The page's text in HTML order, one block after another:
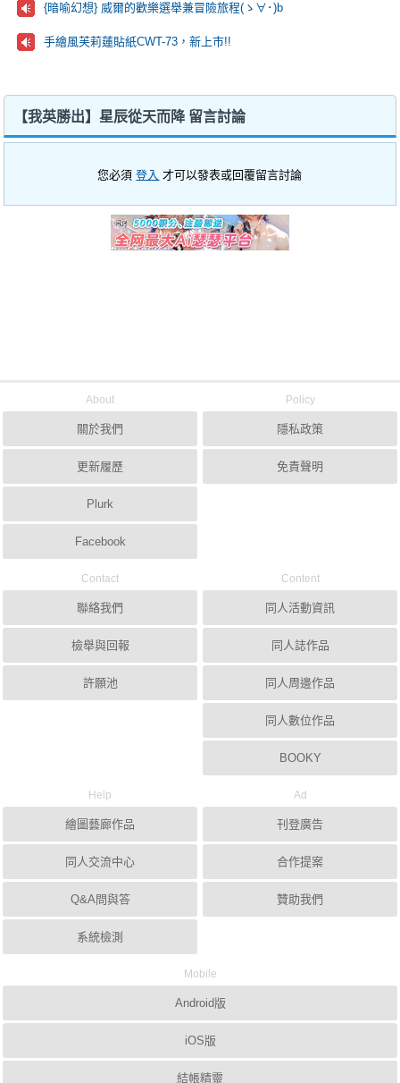
{暗喻幻想} 威爾的歡樂選舉兼冒險旅程(ゝ∀･)b
手繪風芙莉蓮貼紙CWT-73，新上市!!
【我英勝出】星辰從天而降 留言討論
您必須登入 才可以發表或回覆留言討論
About
關於我們
更新履歷
Plurk
Facebook
Policy
隱私政策
免責聲明
Contact
聯絡我們
檢舉與回報
許願池
Content
同人活動資訊
同人誌作品
同人周邊作品
同人數位作品
BOOKY
Help
繪圖藝廊作品
同人交流中心
Q&A問與答
系統檢測
Ad
刊登廣告
合作提案
贊助我們
Mobile
Android版
iOS版
結帳精靈